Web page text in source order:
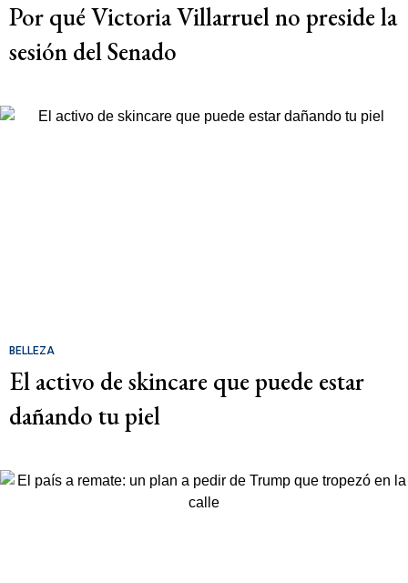
Por qué Victoria Villarruel no preside la
sesión del Senado
BELLEZA
El activo de skincare que puede estar
dañando tu piel